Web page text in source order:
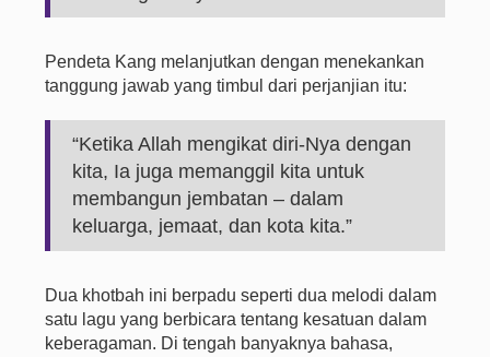
Pendeta Kang melanjutkan dengan menekankan
tanggung jawab yang timbul dari perjanjian itu:
“Ketika Allah mengikat diri-Nya dengan
kita, Ia juga memanggil kita untuk
membangun jembatan – dalam
keluarga, jemaat, dan kota kita.”
Dua khotbah ini berpadu seperti dua melodi dalam
satu lagu yang berbicara tentang kesatuan dalam
keberagaman. Di tengah banyaknya bahasa,